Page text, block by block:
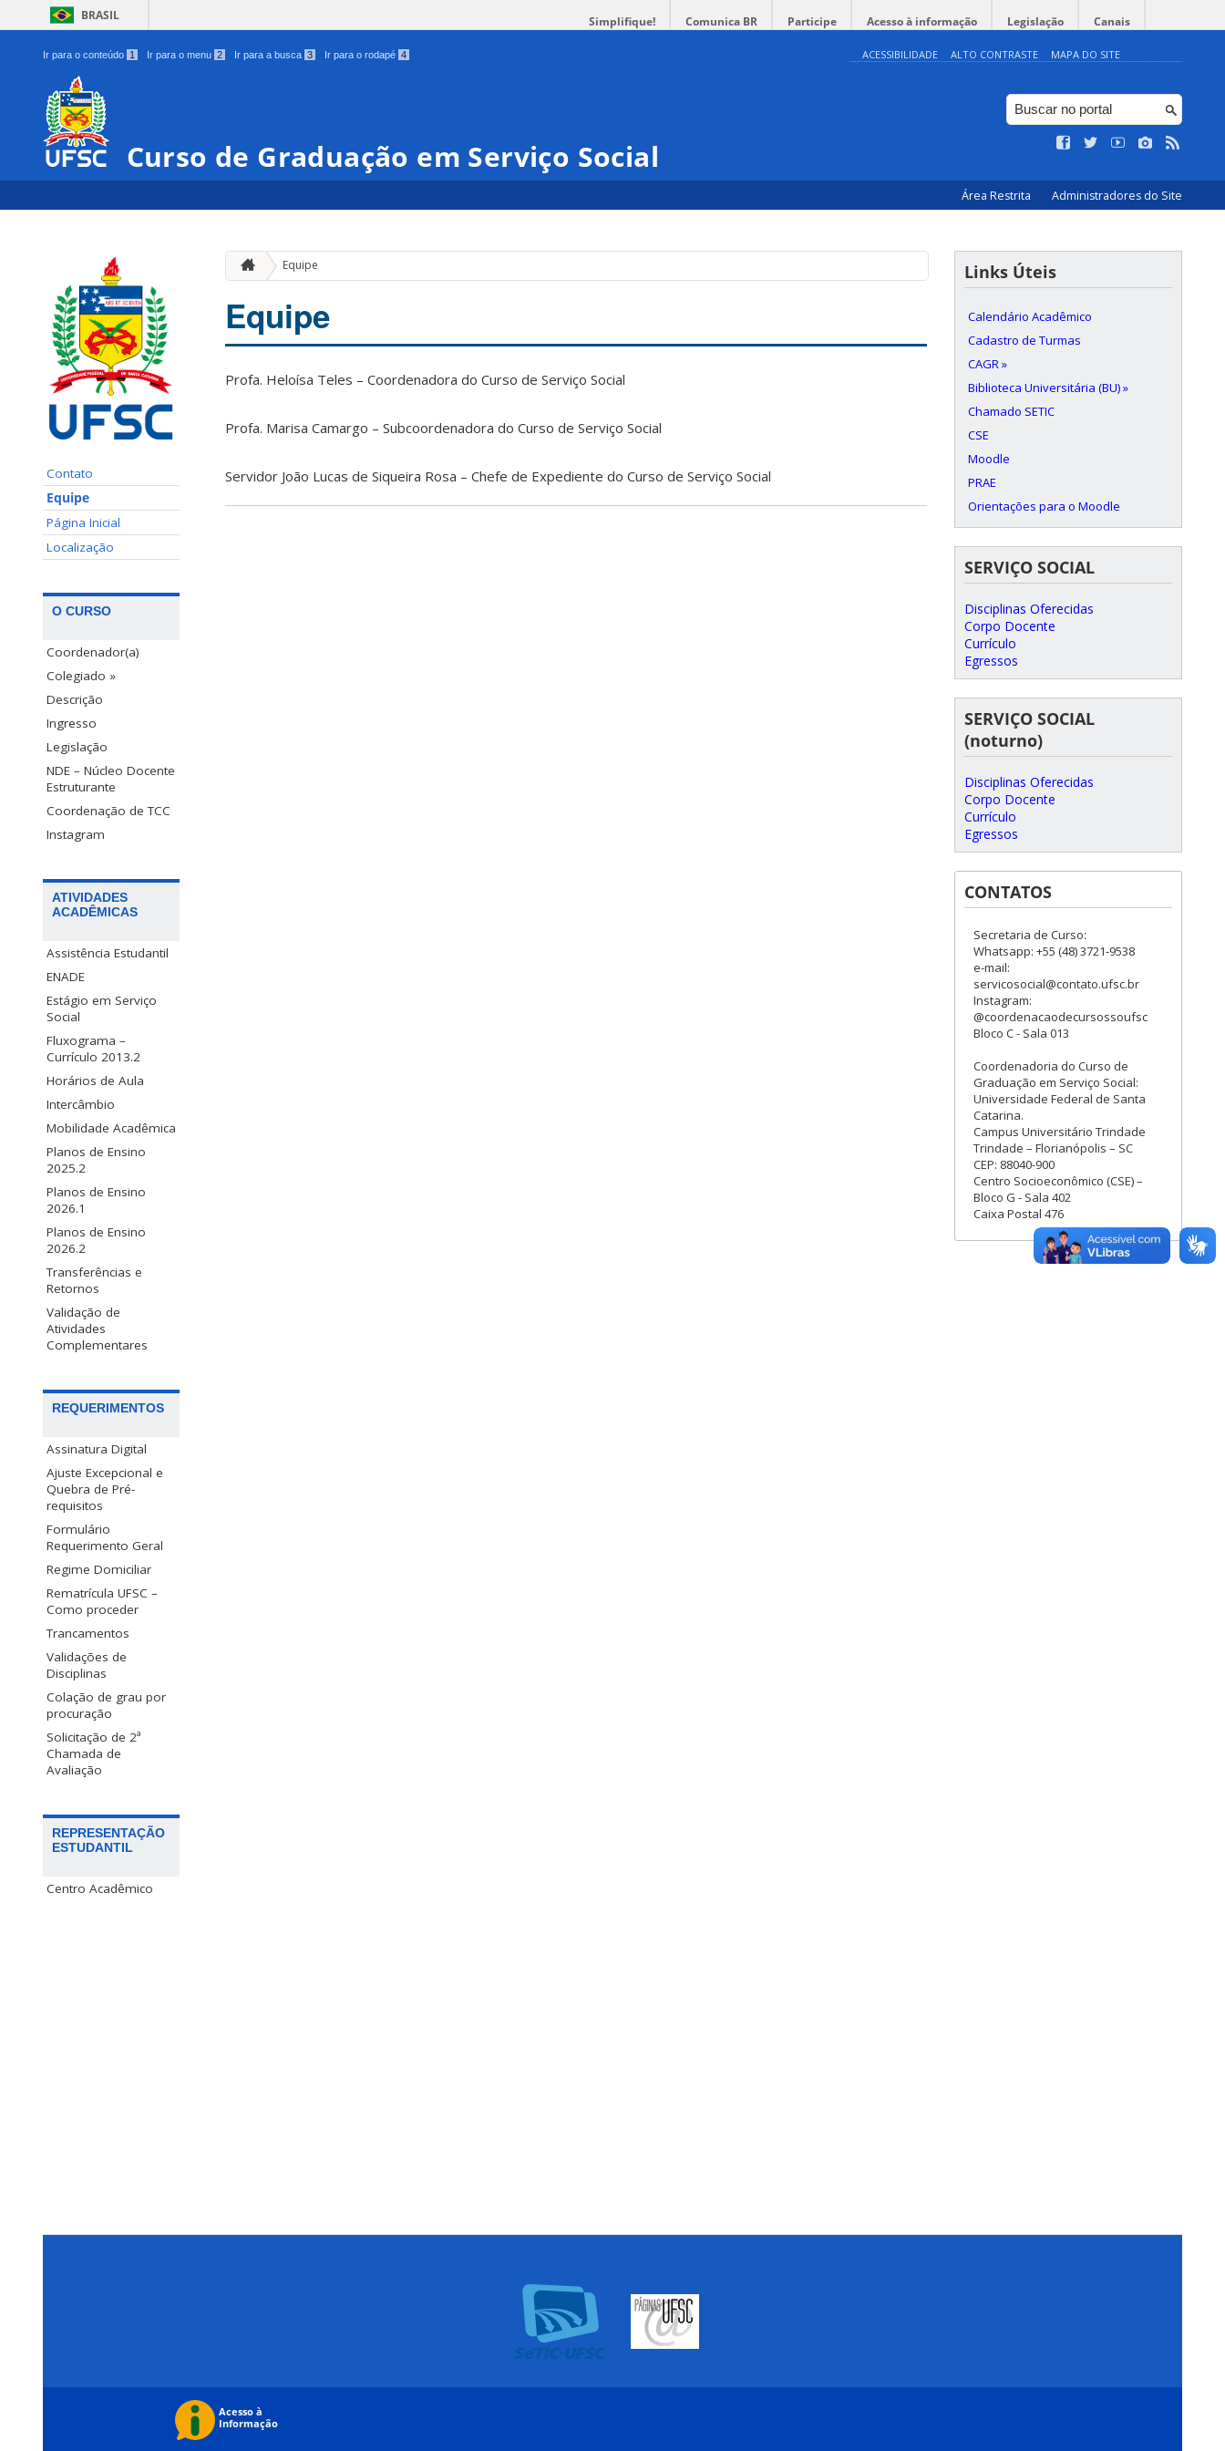
BRASIL Simplifique! Comunica BR Participe Acesso à informação Legislação Canais
Ir para o conteúdo 1 Ir para o menu 2 Ir para a busca 3 Ir para o rodapé 4 ACESSIBILIDADE ALTO CONTRASTE MAPA DO SITE
Curso de Graduação em Serviço Social
Área Restrita Administradores do Site
Contato
Equipe
Página Inicial
Localização
O CURSO
Coordenador(a)
Colegiado »
Descrição
Ingresso
Legislação
NDE – Núcleo Docente
Estruturante
Coordenação de TCC
Instagram
ATIVIDADES
ACADÊMICAS
Assistência Estudantil
ENADE
Estágio em Serviço
Social
Fluxograma –
Currículo 2013.2
Horários de Aula
Intercâmbio
Mobilidade Acadêmica
Planos de Ensino
2025.2
Planos de Ensino
2026.1
Planos de Ensino
2026.2
Transferências e
Retornos
Validação de
Atividades
Complementares
REQUERIMENTOS
Assinatura Digital
Ajuste Excepcional e
Quebra de Pré-
requisitos
Formulário
Requerimento Geral
Regime Domiciliar
Rematrícula UFSC –
Como proceder
Trancamentos
Validações de
Disciplinas
Colação de grau por
procuração
Solicitação de 2ª
Chamada de
Avaliação
REPRESENTAÇÃO
ESTUDANTIL
Centro Acadêmico
Equipe
Equipe
Profa. Heloísa Teles – Coordenadora do Curso de Serviço Social
Profa. Marisa Camargo – Subcoordenadora do Curso de Serviço Social
Servidor João Lucas de Siqueira Rosa – Chefe de Expediente do Curso de Serviço Social
Links Úteis
Calendário Acadêmico
Cadastro de Turmas
CAGR »
Biblioteca Universitária (BU) »
Chamado SETIC
CSE
Moodle
PRAE
Orientações para o Moodle
SERVIÇO SOCIAL
Disciplinas Oferecidas
Corpo Docente
Currículo
Egressos
SERVIÇO SOCIAL
(noturno)
Disciplinas Oferecidas
Corpo Docente
Currículo
Egressos
CONTATOS
Secretaria de Curso:
Whatsapp: +55 (48) 3721-9538
e-mail:
servicosocial@contato.ufsc.br
Instagram:
@coordenacaodecursossoufsc
Bloco C - Sala 013
Coordenadoria do Curso de
Graduação em Serviço Social:
Universidade Federal de Santa
Catarina.
Campus Universitário Trindade
Trindade – Florianópolis – SC
CEP: 88040-900
Centro Socioeconômico (CSE) –
Bloco G - Sala 402
Caixa Postal 476